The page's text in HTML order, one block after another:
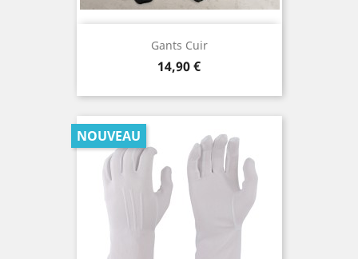
Gants Cuir
Prix
14,90 €
NOUVEAU